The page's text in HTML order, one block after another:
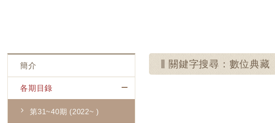
簡介
各期目錄
第31~40期 (2022~ )
關鍵字搜尋：數位典藏